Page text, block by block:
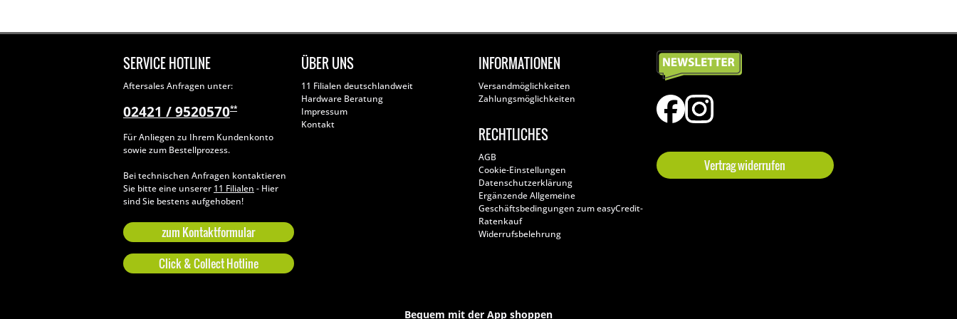
SERVICE HOTLINE
Aftersales Anfragen unter:
02421 / 9520570**
Für Anliegen zu Ihrem Kundenkonto
sowie zum Bestellprozess.
Bei technischen Anfragen kontaktieren
Sie bitte eine unserer 11 Filialen - Hier
sind Sie bestens aufgehoben!
zum Kontaktformular
Click & Collect Hotline
ÜBER UNS
11 Filialen deutschlandweit
Hardware Beratung
Impressum
Kontakt
INFORMATIONEN
Versandmöglichkeiten
Zahlungsmöglichkeiten
RECHTLICHES
AGB
Cookie-Einstellungen
Datenschutzerklärung
Ergänzende Allgemeine
Geschäftsbedingungen zum easyCredit-
Ratenkauf
Widerrufsbelehrung
Vertrag widerrufen
Bequem mit der App shoppen